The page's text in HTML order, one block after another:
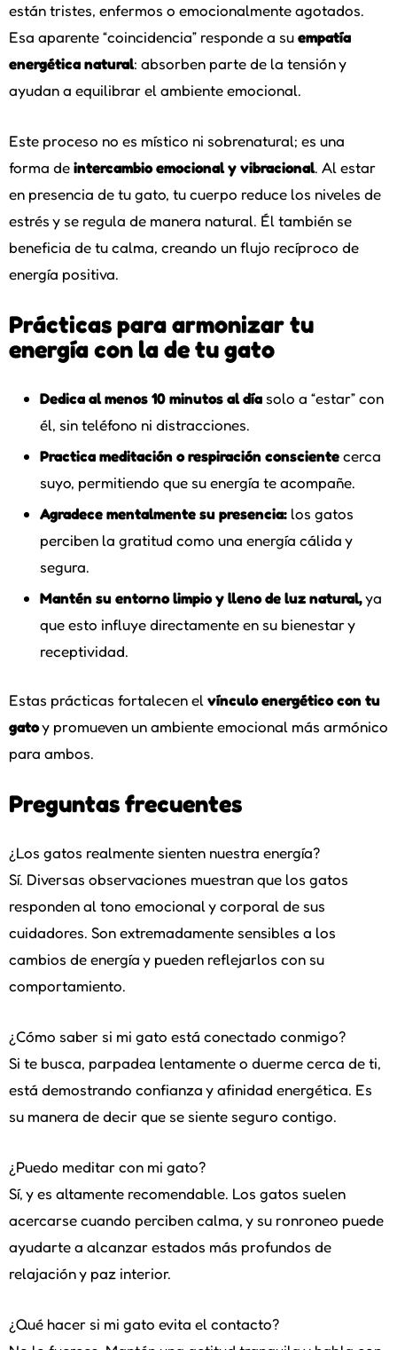
están tristes, enfermos o emocionalmente agotados.
Esa aparente “coincidencia” responde a suempatía
energética natural: absorben parte de la tensión y
ayudan a equilibrar el ambiente emocional.
Este proceso no es místico ni sobrenatural; es una
forma deintercambio emocional y vibracional. Al estar
en presencia de tu gato, tu cuerpo reduce los niveles de
estrés y se regula de manera natural. Él también se
beneficia de tu calma, creando un flujo recíproco de
energía positiva.
Prácticas para armonizar tu
energía con la de tu gato
Dedica al menos 10 minutos al díasolo a “estar” con
él, sin teléfono ni distracciones.
Practica meditación o respiración conscientecerca
suyo, permitiendo que su energía te acompañe.
Agradece mentalmente su presencia: los gatos
perciben la gratitud como una energía cálida y
segura.
Mantén su entorno limpio y lleno de luz natural,ya
que esto influye directamente en su bienestar y
receptividad.
Estas prácticas fortalecen elvínculo energético con tu
gatoy promueven un ambiente emocional más armónico
para ambos.
Preguntas frecuentes
¿Los gatos realmente sienten nuestra energía?
Sí. Diversas observaciones muestran que los gatos
responden al tono emocional y corporal de sus
cuidadores. Son extremadamente sensibles a los
cambios de energía y pueden reflejarlos con su
comportamiento.
¿Cómo saber si mi gato está conectado conmigo?
Si te busca, parpadea lentamente o duerme cerca de ti,
está demostrando confianza y afinidad energética. Es
su manera de decir que se siente seguro contigo.
¿Puedo meditar con mi gato?
Sí, y es altamente recomendable. Los gatos suelen
acercarse cuando perciben calma, y su ronroneo puede
ayudarte a alcanzar estados más profundos de
relajación y paz interior.
¿Qué hacer si mi gato evita el contacto?